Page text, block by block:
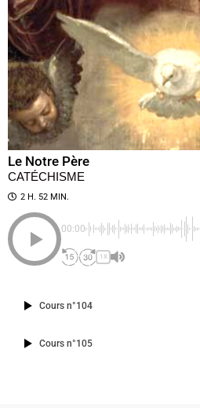
Le Notre Père
CATÉCHISME
2 H. 52 MIN.
00:00
1X
Cours n°104
Cours n°105